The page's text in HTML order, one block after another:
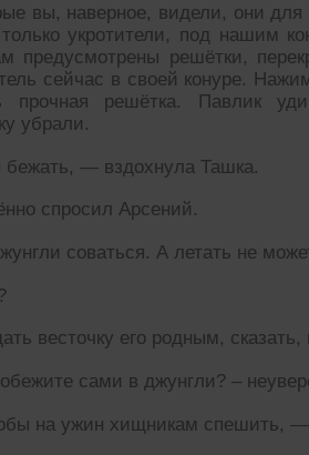
вы, наверное, видели, они
укротители, под нашим
предусмотрены решётки,
сейчас в своей конуре.
прочная решётка. Павлик
убрали.
— вздохнула Ташка.
спросил Арсений.
соваться. А летать не
весточку его родным,
сами в джунгли? –
на ужин хищникам спешить, —